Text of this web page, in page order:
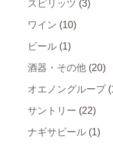
スピリッツ (3)
ワイン (10)
ビール (1)
酒器・その他 (20)
オエノングループ
サントリー (22)
ナギサビール (1)